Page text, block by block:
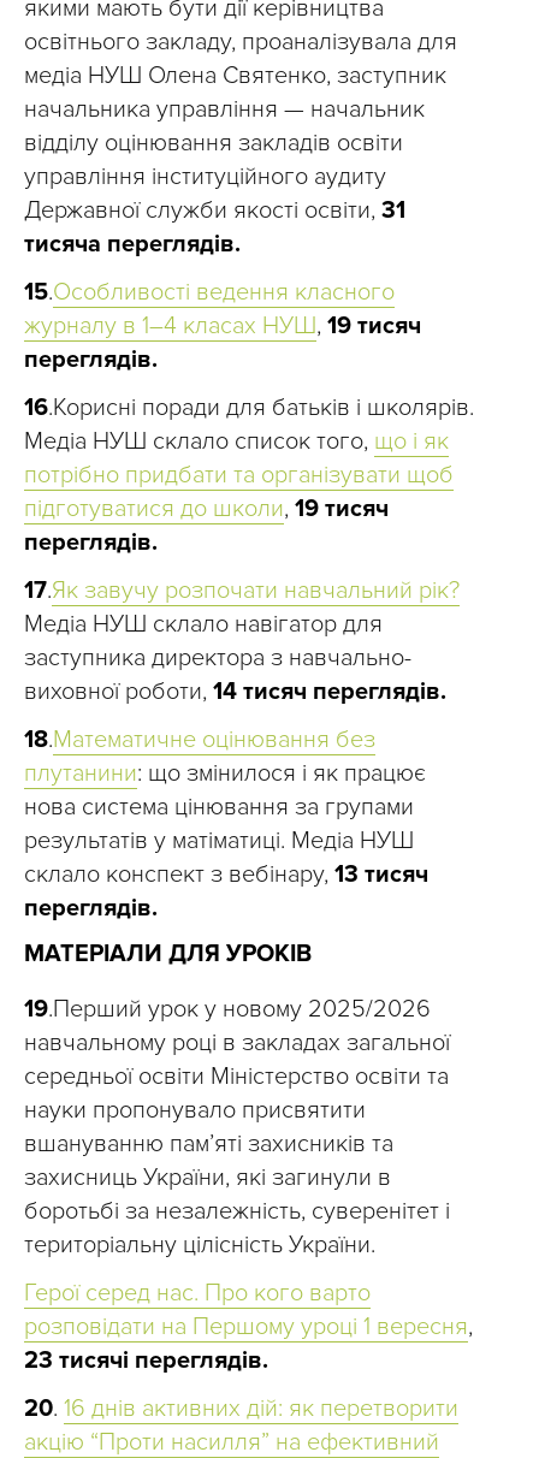
якими мають бути дії керівництва
освітнього закладу, проаналізувала для
медіа НУШ Олена Святенко, заступник
начальника управління — начальник
відділу оцінювання закладів освіти
управління інституційного аудиту
Державної служби якості освіти, 31
тисяча переглядів.
15.Особливості ведення класного
журналу в 1–4 класах НУШ, 19 тисяч
переглядів.
16.Корисні поради для батьків і школярів.
Медіа НУШ склало список того, що і як
потрібно придбати та організувати щоб
підготуватися до школи, 19 тисяч
переглядів.
17.Як завучу розпочати навчальний рік?
Медіа НУШ склало навігатор для
заступника директора з навчально-
виховної роботи, 14 тисяч переглядів.
18.Математичне оцінювання без
плутанини: що змінилося і як працює
нова система цінювання за групами
результатів у матіматиці. Медіа НУШ
склало конспект з вебінару, 13 тисяч
переглядів.
МАТЕРІАЛИ ДЛЯ УРОКІВ
19.Перший урок у новому 2025/2026
навчальному році в закладах загальної
середньої освіти Міністерство освіти та
науки пропонувало присвятити
вшануванню пам’яті захисників та
захисниць України, які загинули в
боротьбі за незалежність, суверенітет і
територіальну цілісність України.
Герої серед нас. Про кого варто
розповідати на Першому уроці 1 вересня,
23 тисячі переглядів.
20. 16 днів активних дій: як перетворити
акцію “Проти насилля” на ефективний